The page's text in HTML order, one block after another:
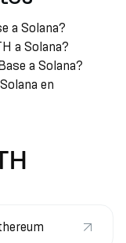
a Solana?
a Solana?
a Solana?
en